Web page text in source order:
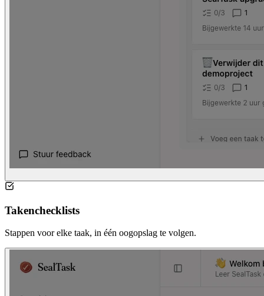
Takenchecklists
Stappen voor elke taak, in één oogopslag te volgen.